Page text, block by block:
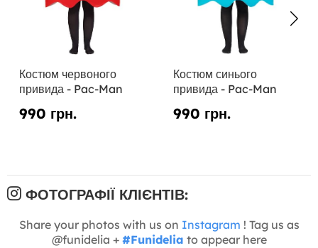
Костюм червоного
привида - Pac-Man
990 грн.
Костюм синього
привида - Pac-Man
990 грн.
ФОТОГРАФІЇ КЛІЄНТІВ:
Share your photos with us on Instagram ! Tag us as
@funidelia + #Funidelia to appear here